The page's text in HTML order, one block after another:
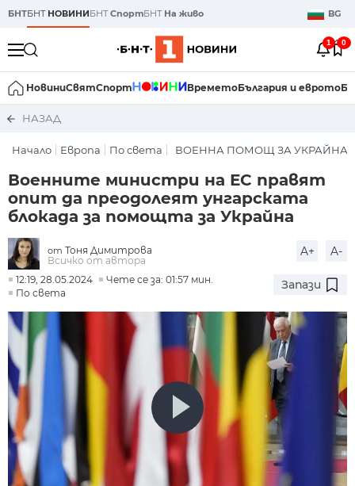
БНТБНТ НОВИНИБНТСпортБНТ На живо BG
1 0
НовиниСвятСпорт ВреметоБългария и еврото
НАЗАД
Начало Европа По света ВОЕННА ПОМОЩ ЗА УКРАЙНА
Военните министри на ЕС правят
опит да преодолеят унгарската
блокада за помощта за Украйна
от Тоня Димитрова
Всичко от автора
A+ A-
12:19, 28.05.2024
Чете се за: 01:57 мин.
По света
Запази